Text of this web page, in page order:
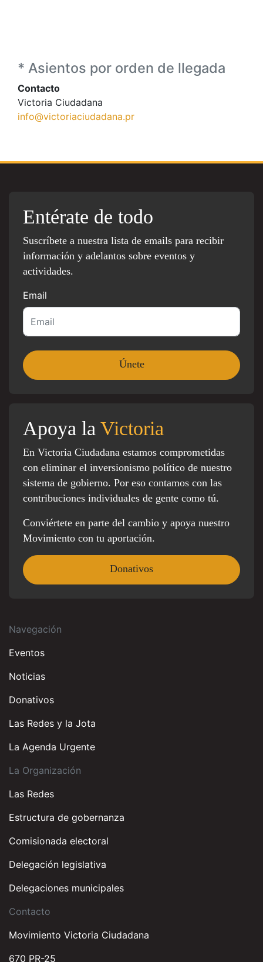
* Asientos por orden de llegada
Contacto
Victoria Ciudadana
info@victoriaciudadana.pr
Entérate de todo
Suscríbete a nuestra lista de emails para recibir
información y adelantos sobre eventos y
actividades.
Email
Apoya la Victoria
En Victoria Ciudadana estamos comprometidas
con eliminar el inversionismo político de nuestro
sistema de gobierno. Por eso contamos con las
contribuciones individuales de gente como tú.
Conviértete en parte del cambio y apoya nuestro
Movimiento con tu aportación.
Donativos
Navegación
Eventos
Noticias
Donativos
Las Redes y la Jota
La Agenda Urgente
La Organización
Las Redes
Estructura de gobernanza
Comisionada electoral
Delegación legislativa
Delegaciones municipales
Contacto
Movimiento Victoria Ciudadana
670 PR-25